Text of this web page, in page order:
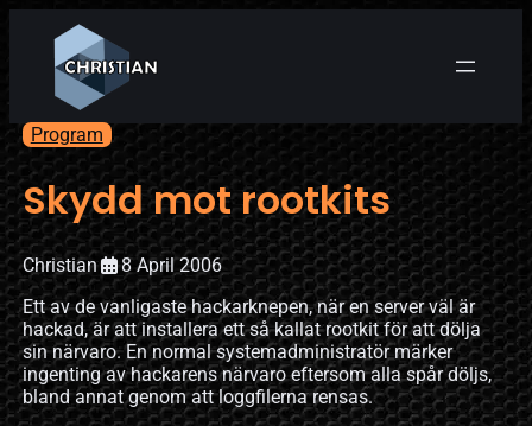
Program
Skydd mot rootkits
Christian
8 April 2006
Ett av de vanligaste hackarknepen, när en server väl är
hackad, är att installera ett så kallat rootkit för att dölja
sin närvaro. En normal systemadministratör märker
ingenting av hackarens närvaro eftersom alla spår döljs,
bland annat genom att loggfilerna rensas.